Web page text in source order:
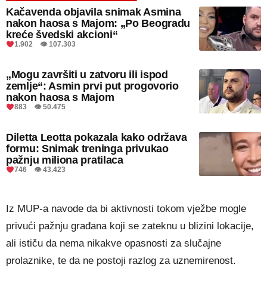
Kačavenda objavila snimak Asmina
nakon haosa s Majom: „Po Beogradu
kreće švedski akcioni“
1.902 👁 107.303
„Mogu završiti u zatvoru ili ispod
zemlje“: Asmin prvi put progovorio
nakon haosa s Majom
883 👁 50.475
Diletta Leotta pokazala kako održava
formu: Snimak treninga privukao
pažnju miliona pratilaca
746 👁 43.423
Iz MUP-a navode da bi aktivnosti tokom vježbe mogle
privući pažnju građana koji se zateknu u blizini lokacije,
ali ističu da nema nikakve opasnosti za slučajne
prolaznike, te da ne postoji razlog za uznemirenost.